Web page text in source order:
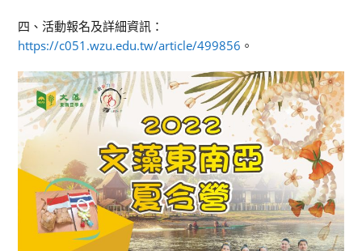
四、活動報名及詳細資訊：
https://c051.wzu.edu.tw/article/499856 。